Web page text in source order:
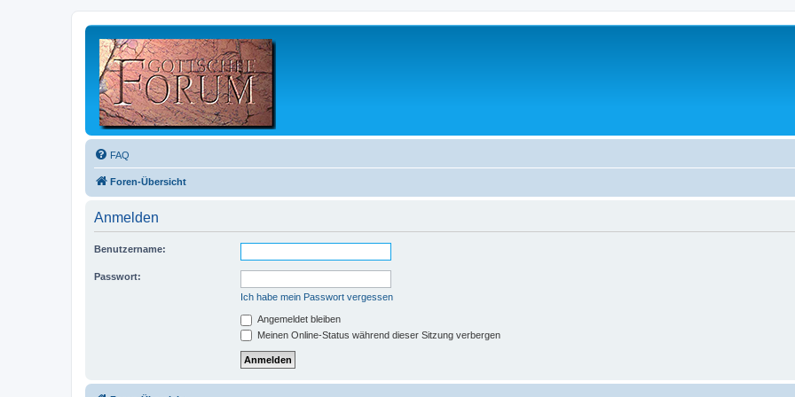
FAQ
Foren-Übersicht
Anmelden
Benutzername:
Passwort:
Ich habe mein Passwort vergessen
Angemeldet bleiben
Meinen Online-Status während dieser Sitzung verbergen